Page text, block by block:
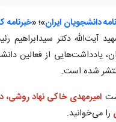
دانشجویان ایران»؛ «خبرنامه
آیت‌الله دکتر سیدابراهیم
یادداشت‌هایی از فعالین
شده است.
امیرمهدی خاکی نهاد روشی،
را می‌خوانید.